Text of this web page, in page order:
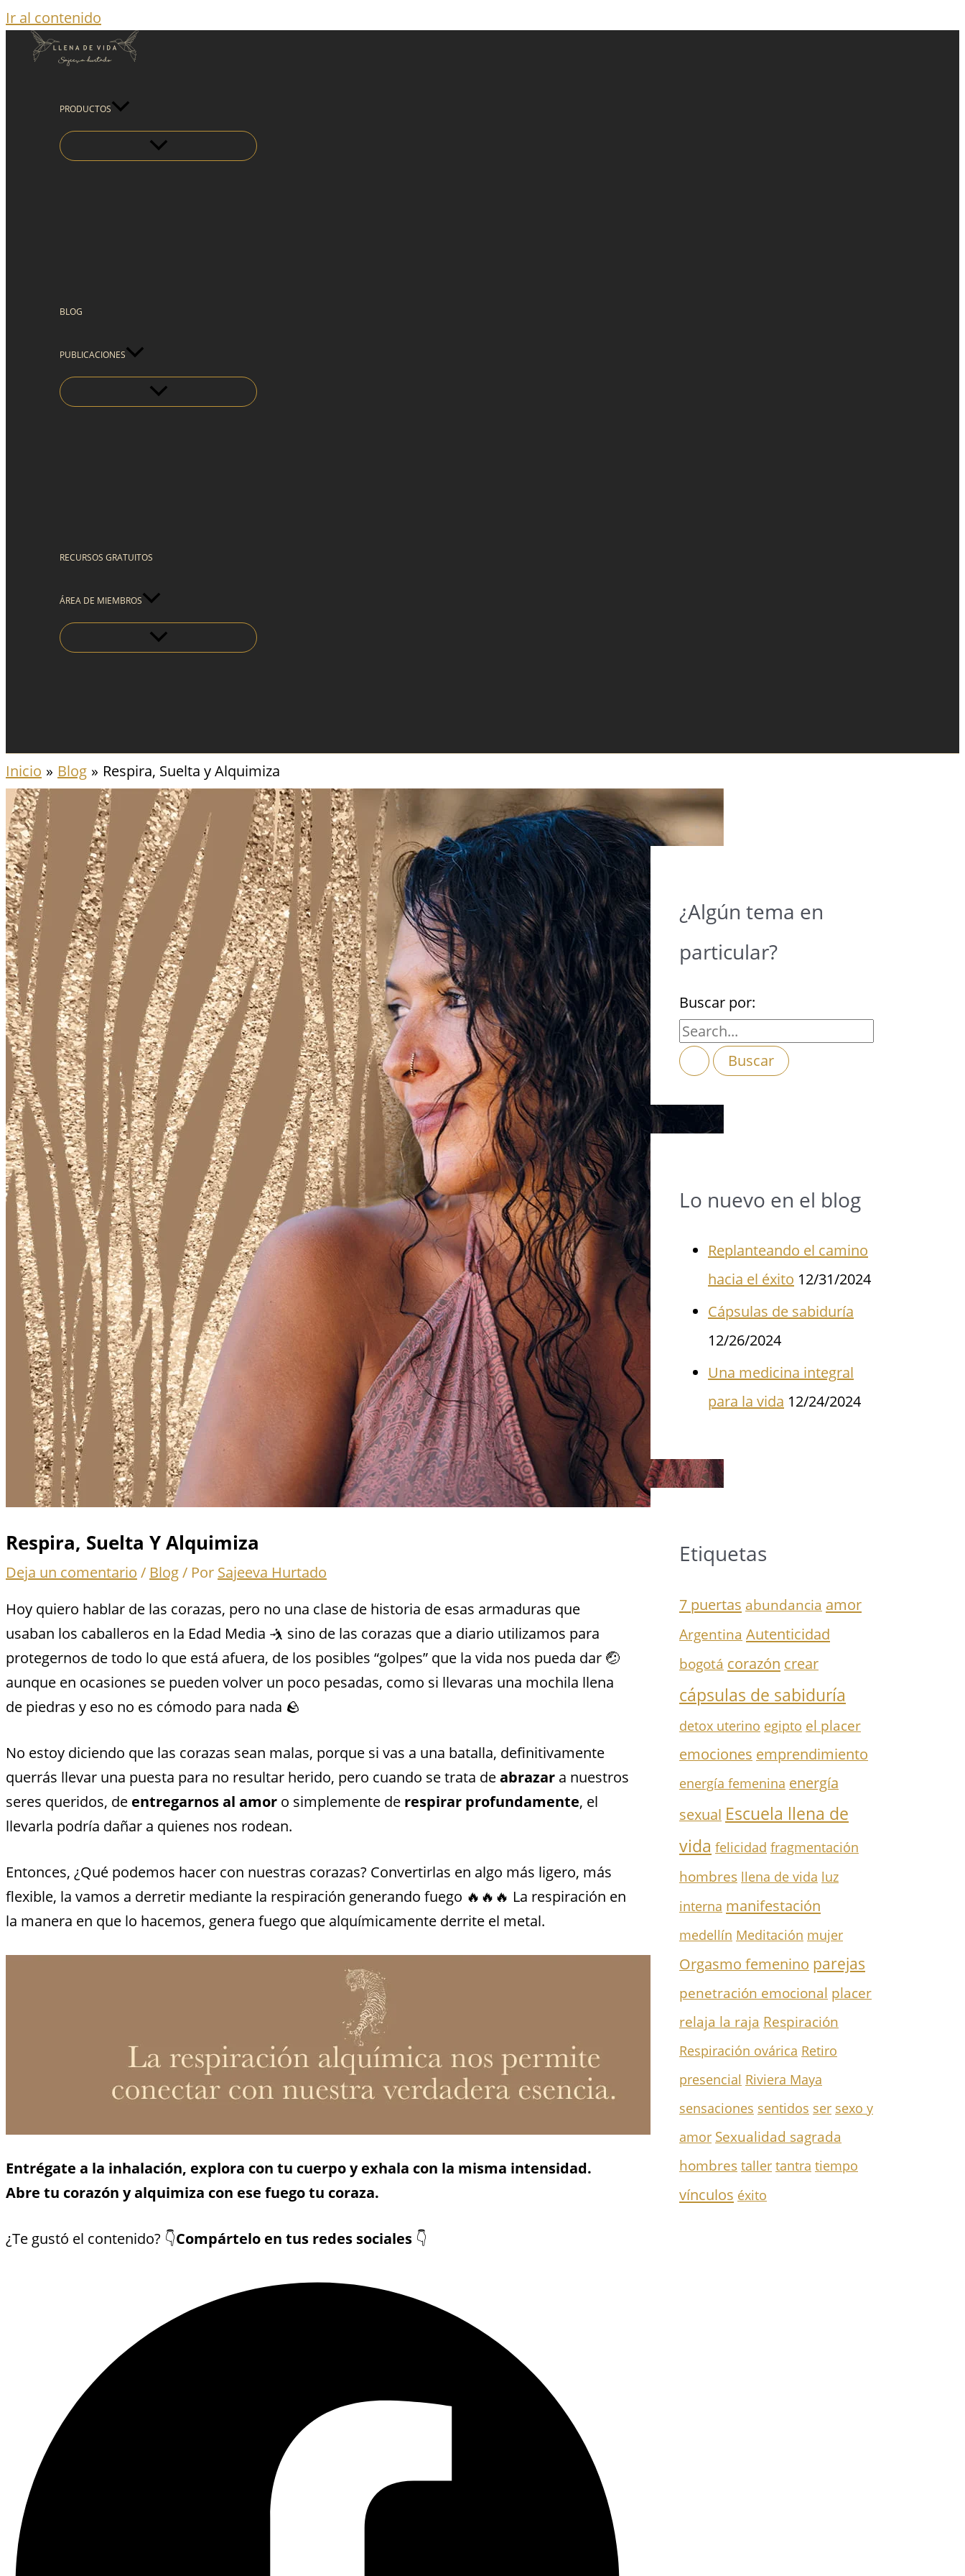
Ir al contenido
PRODUCTOS
BLOG
PUBLICACIONES
RECURSOS GRATUITOS
ÁREA DE MIEMBROS
Inicio Blog Respira, Suelta y Alquimiza
Respira, Suelta Y Alquimiza
Deja un comentario / Blog/ Por Sajeeva Hurtado
Hoy quiero hablar de las corazas, pero no una clase de historia de esas armaduras que
usaban los caballeros en la Edad Media 🤺 sino de las corazas que a diario utilizamos para
protegernos de todo lo que está afuera, de los posibles “golpes” que la vida nos pueda dar 🤕
aunque en ocasiones se pueden volver un poco pesadas, como si llevaras una mochila llena
de piedras y eso no es cómodo para nada 🪨
No estoy diciendo que las corazas sean malas, porque si vas a una batalla, definitivamente
querrás llevar una puesta para no resultar herido, pero cuando se trata deabrazar a nuestros
seres queridos, de entregarnos al amor o simplemente de respirar profundamente, el
llevarla podría dañar a quienes nos rodean.
Entonces, ¿Qué podemos hacer con nuestras corazas? Convertirlas en algo más ligero, más
flexible, la vamos a derretir mediante la respiración generando fuego 🔥🔥🔥 La respiración en
la manera en que lo hacemos, genera fuego que alquímicamente derrite el metal.
Entrégate a la inhalación, explora con tu cuerpo y exhala con la misma intensidad.
Abre tu corazón y alquimiza con ese fuego tu coraza.
¿Te gustó el contenido? 👇Compártelo en tus redes sociales 👇
¿Algún tema en
particular?
Buscar por:
Lo nuevo en el blog
Replanteando el camino
hacia el éxito 12/31/2024
Cápsulas de sabiduría
12/26/2024
Una medicina integral
para la vida 12/24/2024
Etiquetas
7 puertas abundancia amor
Argentina Autenticidad
bogotá corazón crear
cápsulas de sabiduría
detox uterino egipto el placer
emociones emprendimiento
energía femenina energía
sexual Escuela llena de
vida felicidad fragmentación
hombres llena de vida luz
interna manifestación
medellín Meditación mujer
Orgasmo femenino parejas
penetración emocional placer
relaja la raja Respiración
Respiración ovárica Retiro
presencial Riviera Maya
sensaciones sentidos ser sexo y
amor Sexualidad sagrada
hombres taller tantra tiempo
vínculos éxito